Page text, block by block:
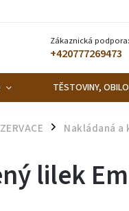
Zákaznická podpora:
+420777269473
TĚSTOVINY,
/ Nakládaná a
lilek